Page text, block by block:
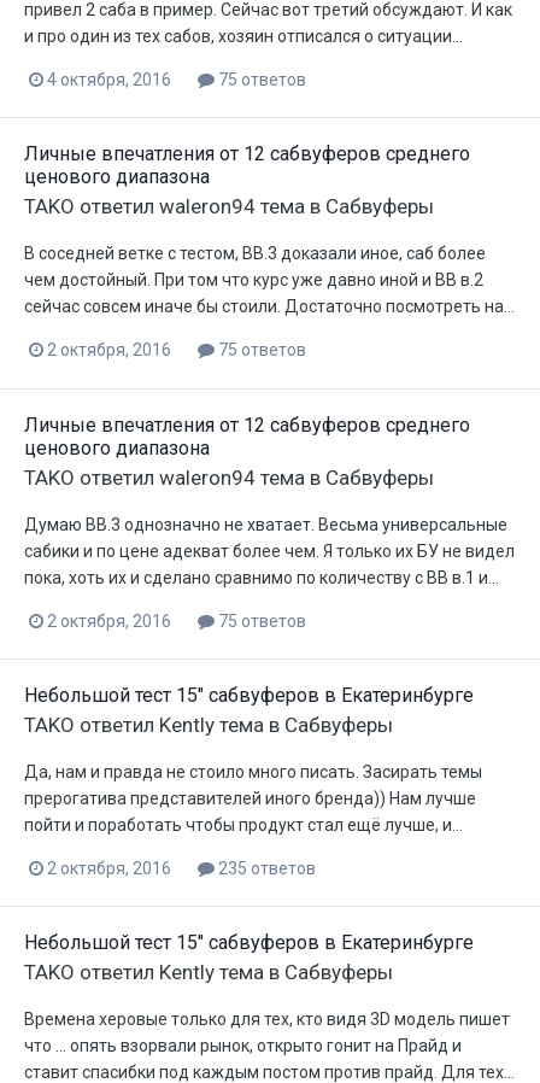
привел 2 саба в пример. Сейчас вот третий обсуждают. И как
и про один из тех сабов, хозяин отписался о ситуации...
4 октября, 2016 75 ответов
Личные впечатления от 12 сабвуферов среднего
ценового диапазона
TAKO ответил waleron94 тема в Сабвуферы
В соседней ветке с тестом, ВВ.3 доказали иное, саб более
чем достойный. При том что курс уже давно иной и ВВ в.2
сейчас совсем иначе бы стоили. Достаточно посмотреть на...
2 октября, 2016 75 ответов
Личные впечатления от 12 сабвуферов среднего
ценового диапазона
TAKO ответил waleron94 тема в Сабвуферы
Думаю ВВ.3 однозначно не хватает. Весьма универсальные
сабики и по цене адекват более чем. Я только их БУ не видел
пока, хоть их и сделано сравнимо по количеству с ВВ в.1 и...
2 октября, 2016 75 ответов
Небольшой тест 15" сабвуферов в Екатеринбурге
TAKO ответил Kently тема в Сабвуферы
Да, нам и правда не стоило много писать. Засирать темы
прерогатива представителей иного бренда)) Нам лучше
пойти и поработать чтобы продукт стал ещё лучше, и...
2 октября, 2016 235 ответов
Небольшой тест 15" сабвуферов в Екатеринбурге
TAKO ответил Kently тема в Сабвуферы
Времена херовые только для тех, кто видя 3D модель пишет
что ... опять взорвали рынок, открыто гонит на Прайд и
ставит спасибки под каждым постом против прайд. Для тех...